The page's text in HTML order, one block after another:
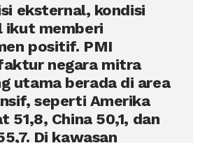
eksternal, kondisi
ikut memberi
positif. PMI
negara mitra
utama berada di area
seperti Amerika
51,8, China 50,1, dan
Di kawasan